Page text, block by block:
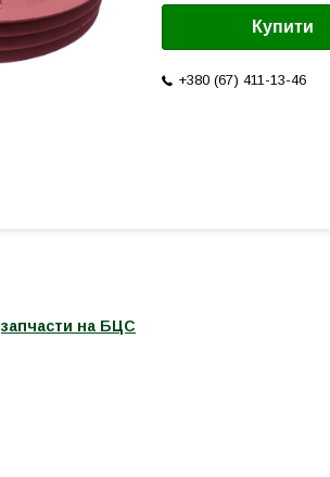
Купити
+380 (67) 411-13-46
запчасти на БЦС